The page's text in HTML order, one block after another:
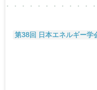
第38回 日本エネルギー学